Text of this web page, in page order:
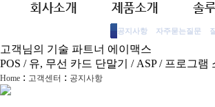
인사말 사업영역 조직도 오시는 길
하드웨어 소프트웨어
공지사항 자주묻는질문
고객님의 기술 파트너 에이맥스
POS / 유, 무선 카드 단말기 / ASP / 프로그
Home : 고객센터 : 공지사항